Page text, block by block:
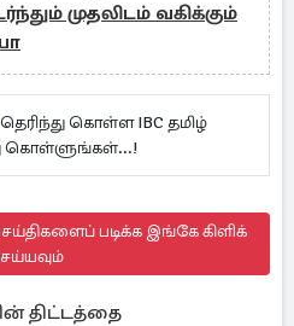
முதலிடம் வகிக்கும்
கொள்ள IBC தமிழ்
படிக்க இங்கே கிளிக்
திட்டத்தை